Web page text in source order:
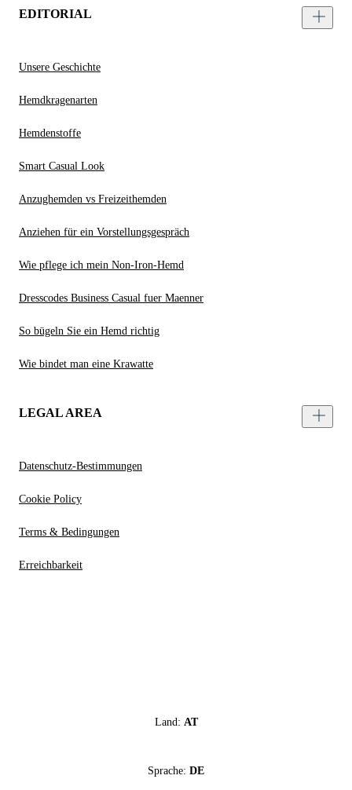
EDITORIAL
Unsere Geschichte
Hemdkragenarten
Hemdenstoffe
Smart Casual Look
Anzughemden vs Freizeithemden
Anziehen für ein Vorstellungsgespräch
Wie pflege ich mein Non-Iron-Hemd
Dresscodes Business Casual fuer Maenner
So bügeln Sie ein Hemd richtig
Wie bindet man eine Krawatte
LEGAL AREA
Datenschutz-Bestimmungen
Cookie Policy
Terms & Bedingungen
Erreichbarkeit
Land: AT
Sprache: DE